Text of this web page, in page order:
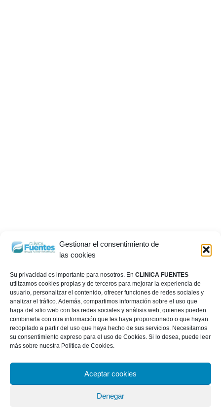
Gestionar el consentimiento de
las cookies
Su privacidad es importante para nosotros. En CLINICA FUENTES
utilizamos cookies propias y de terceros para mejorar la experiencia de
usuario, personalizar el contenido, ofrecer funciones de redes sociales y
analizar el tráfico. Además, compartimos información sobre el uso que
haga del sitio web con las redes sociales y análisis web, quienes pueden
combinarla con otra información que les haya proporcionado o que hayan
recopilado a partir del uso que haya hecho de sus servicios. Necesitamos
su consentimiento expreso para el uso de Cookies. Si lo desea, puede leer
más sobre nuestra Política de Cookies.
Aceptar cookies
Denegar